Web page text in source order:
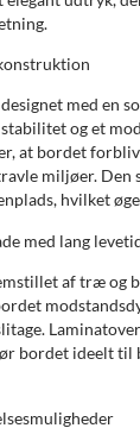
med en
og et
at bordet
miljøer. Den
hvilket
med lang
af træ og
bordet ideelt til